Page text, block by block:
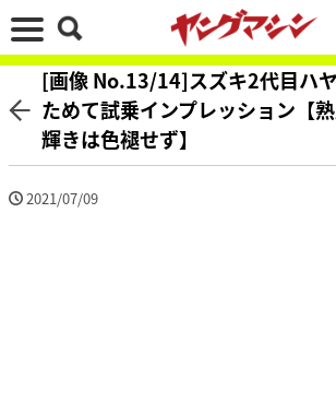
[画像 No.13/14]スズキ2代目ハ
ためて試乗インプレッション【
輝きは色褪せず】
2021/07/09